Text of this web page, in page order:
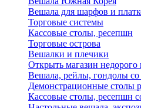
Вешала для шарфов и
Торговые системы
Кассовые столы, ресепшн
Торговые острова
Вешалки и плечики
Открыть магазин недорого
Вешала, рейлы, гондолы со
Демонстрационные столы
Кассовые столы, ресепшн